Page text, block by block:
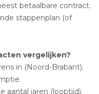
betaalbare contract.
stappenplan (of
vergelijken?
in (Noord-Brabant).
aantal jaren (looptijd).